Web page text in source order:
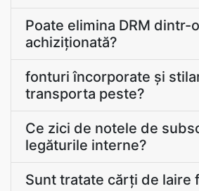
Poate elimina DRM dintr-
achiziţionată?
fonturi încorporate și
transporta peste?
Ce zici de notele de
legăturile interne?
Sunt tratate cărţi de laire